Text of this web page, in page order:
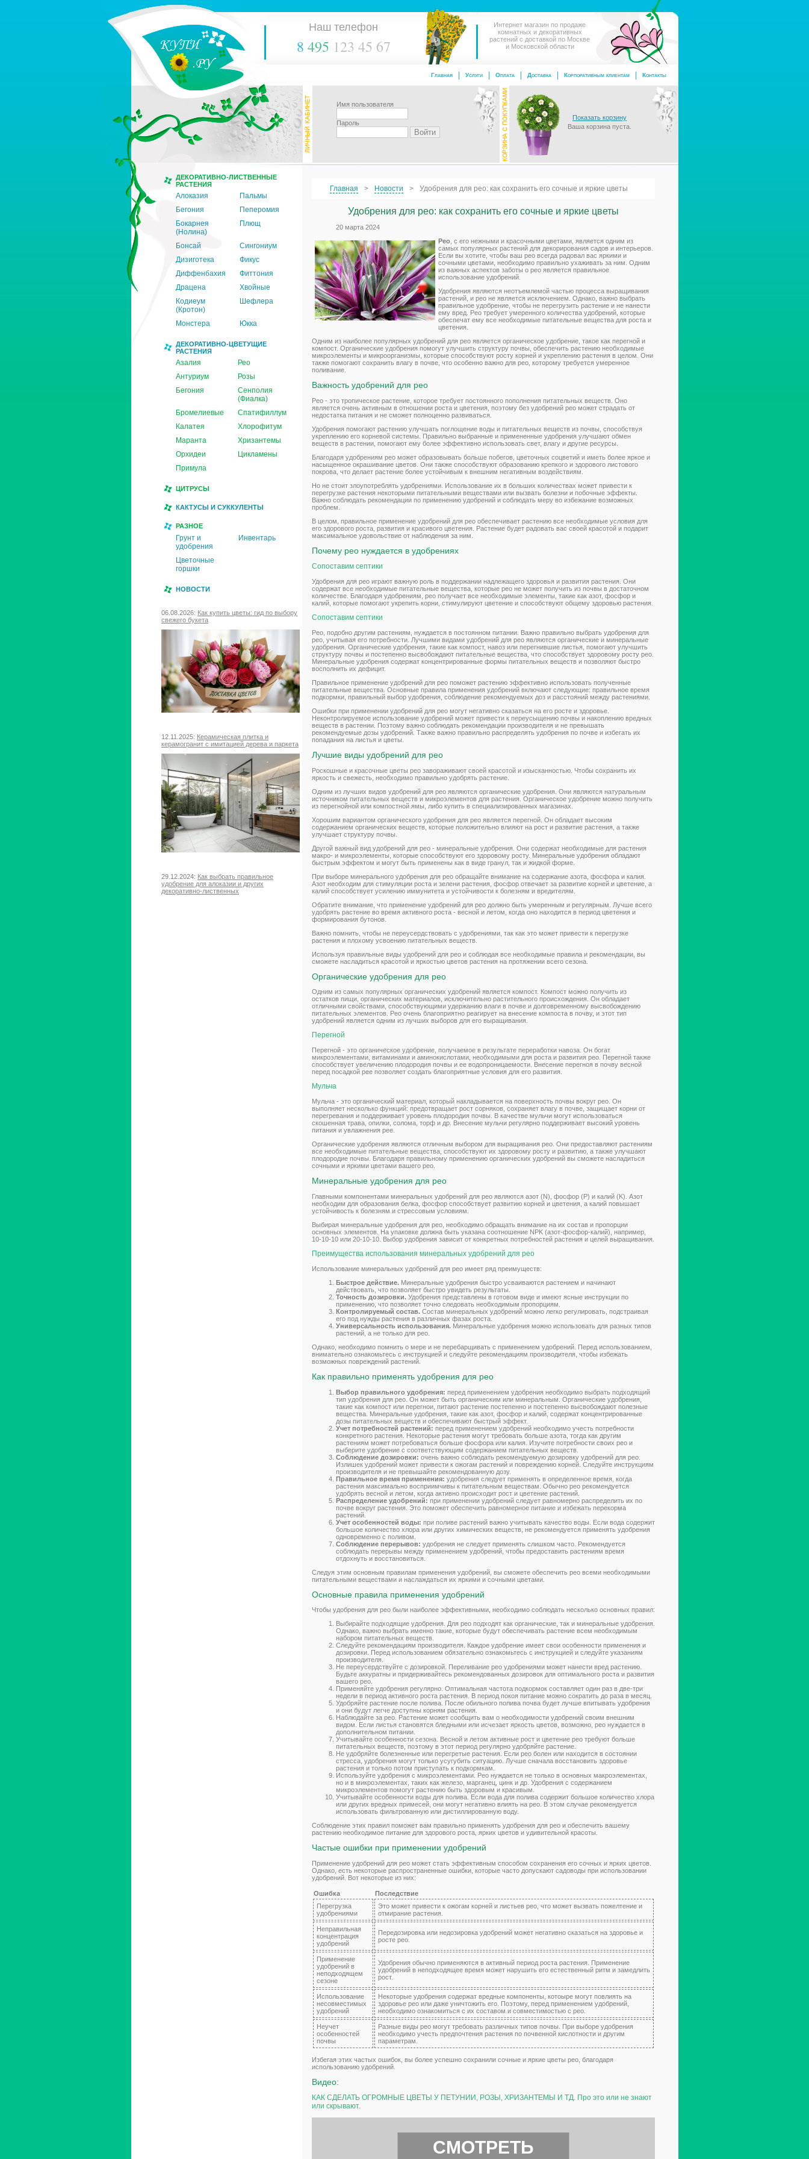
Наш телефон
8 495 123 45 67
Интернет магазин по продаже
комнатных и декоративных
растений с доставкой по Москве
и Московской области
Контакты
Корпоративным клиентам
Доставка
Оплата
Услуги
Главная
Имя пользователя
Пароль
Показать корзину
Ваша корзина пуста.
ДЕКОРАТИВНО-ЛИСТВЕННЫЕ
РАСТЕНИЯ
Алоказия
Пальмы
Бегония
Пеперомия
Бокарнея
(Нолина)
Плющ
Бонсай
Сингониум
Дизиготека
Фикус
Диффенбахия
Фиттония
Драцена
Хвойные
Кодиеум
(Кротон)
Шефлера
Монстера Юкка
ДЕКОРАТИВНО-ЦВЕТУЩИЕ
РАСТЕНИЯ
Азалия
Рео
Антуриум
Розы
Бегония
Сенполия
(Фиалка)
Бромелиевые
Спатифиллум
Калатея
Хлорофитум
Маранта
Хризантемы
Орхидеи
Цикламены
Примула
ЦИТРУСЫ
КАКТУСЫ И СУККУЛЕНТЫ
РАЗНОЕ
Грунт и
удобрения
Инвентарь
Цветочные
горшки
НОВОСТИ
06.08.2026: Как купить цветы: гид по выбору
свежего букета
12.11.2025: Керамическая плитка и
керамогранит с имитацией дерева и паркета
29.12.2024: Как выбрать правильное
удобрение для алоказии и других
декоративно-лиственных
Главная Новости Удобрения для рео: как сохранить его сочные и яркие цветы
Удобрения для рео: как сохранить его сочные и яркие цветы
20 марта 2024
Рео , с его нежными и красочными цветами, является одним из
самых популярных растений для декорирования садов и интерьеров.
Если вы хотите, чтобы ваш рео всегда радовал вас яркими и
сочными цветами, необходимо правильно ухаживать за ним. Одним
из важных аспектов заботы о рео является правильное
использование удобрений.
Удобрения являются неотъемлемой частью процесса выращивания
растений, и рео не является исключением. Однако, важно выбрать
правильное удобрение, чтобы не перегрузить растение и не нанести
ему вред. Рео требует умеренного количества удобрений, которые
обеспечат ему все необходимые питательные вещества для роста и
цветения.
Одним из наиболее популярных удобрений для рео является органическое удобрение, такое как перегной и
компост. Органические удобрения помогут улучшить структуру почвы, обеспечить растению необходимые
микроэлементы и микроорганизмы, которые способствуют росту корней и укреплению растения в целом. Они
также помогают сохранить влагу в почве, что особенно важно для рео, которому требуется умеренное
поливание.
Важность удобрений для рео
Рео - это тропическое растение, которое требует постоянного пополнения питательных веществ. Оно
является очень активным в отношении роста и цветения, поэтому без удобрений рео может страдать от
недостатка питания и не сможет полноценно развиваться.
Удобрения помогают растению улучшать поглощение воды и питательных веществ из почвы, способствуя
укреплению его корневой системы. Правильно выбранные и примененные удобрения улучшают обмен
веществ в растении, помогают ему более эффективно использовать свет, влагу и другие ресурсы.
Благодаря удобрениям рео может образовывать больше побегов, цветочных соцветий и иметь более яркое и
насыщенное окрашивание цветов. Они также способствуют образованию крепкого и здорового листового
покрова, что делает растение более устойчивым к внешним негативным воздействиям.
Но не стоит злоупотреблять удобрениями. Использование их в больших количествах может привести к
перегрузке растения некоторыми питательными веществами или вызвать болезни и побочные эффекты.
Важно соблюдать рекомендации по применению удобрений и соблюдать меру во избежание возможных
проблем.
В целом, правильное применение удобрений для рео обеспечивает растению все необходимые условия для
его здорового роста, развития и красивого цветения. Растение будет радовать вас своей красотой и подарит
максимальное удовольствие от наблюдения за ним.
Почему рео нуждается в удобрениях
Сопоставим септики
Удобрения для рео играют важную роль в поддержании надлежащего здоровья и развития растения. Они
содержат все необходимые питательные вещества, которые рео не может получить из почвы в достаточном
количестве. Благодаря удобрениям, рео получает все необходимые элементы, такие как азот, фосфор и
калий, которые помогают укрепить корни, стимулируют цветение и способствуют общему здоровью растения.
Сопоставим септики
Рео, подобно другим растениям, нуждается в постоянном питании. Важно правильно выбрать удобрения для
рео, учитывая его потребности. Лучшими видами удобрений для рео являются органические и минеральные
удобрения. Органические удобрения, такие как компост, навоз или перегнившие листья, помогают улучшить
структуру почвы и постепенно высвобождают питательные вещества, что способствует здоровому росту рео.
Минеральные удобрения содержат концентрированные формы питательных веществ и позволяют быстро
восполнить их дефицит.
Правильное применение удобрений для рео поможет растению эффективно использовать полученные
питательные вещества. Основные правила применения удобрений включают следующие: правильное время
подкормки, правильный выбор удобрения, соблюдение рекомендуемых доз и расстояний между растениями.
Ошибки при применении удобрений для рео могут негативно сказаться на его росте и здоровье.
Неконтролируемое использование удобрений может привести к переусыщению почвы и накоплению вредных
веществ в растении. Поэтому важно соблюдать рекомендации производителя и не превышать
рекомендуемые дозы удобрений. Также важно правильно распределять удобрения по почве и избегать их
попадания на листья и цветы.
Лучшие виды удобрений для рео
Роскошные и красочные цветы рео завораживают своей красотой и изысканностью. Чтобы сохранить их
яркость и свежесть, необходимо правильно удобрять растение.
Одним из лучших видов удобрений для рео являются органические удобрения. Они являются натуральным
источником питательных веществ и микроэлементов для растения. Органическое удобрение можно получить
из перегнойной или компостной ямы, либо купить в специализированных магазинах.
Хорошим вариантом органического удобрения для рео является перегной. Он обладает высоким
содержанием органических веществ, которые положительно влияют на рост и развитие растения, а также
улучшает структуру почвы.
Другой важный вид удобрений для рео - минеральные удобрения. Они содержат необходимые для растения
макро- и микроэлементы, которые способствуют его здоровому росту. Минеральные удобрения обладают
быстрым эффектом и могут быть применены как в виде гранул, так и жидкой форме.
При выборе минерального удобрения для рео обращайте внимание на содержание азота, фосфора и калия.
Азот необходим для стимуляции роста и зелени растения, фосфор отвечает за развитие корней и цветение, а
калий способствует усилению иммунитета и устойчивости к болезням и вредителям.
Обратите внимание, что применение удобрений для рео должно быть умеренным и регулярным. Лучше всего
удобрять растение во время активного роста - весной и летом, когда оно находится в период цветения и
формирования бутонов.
Важно помнить, чтобы не переусердствовать с удобрениями, так как это может привести к перегрузке
растения и плохому усвоению питательных веществ.
Используя правильные виды удобрений для рео и соблюдая все необходимые правила и рекомендации, вы
сможете насладиться красотой и яркостью цветов растения на протяжении всего сезона.
Органические удобрения для рео
Одним из самых популярных органических удобрений является компост. Компост можно получить из
остатков пищи, органических материалов, исключительно растительного происхождения. Он обладает
отличными свойствами, способствующими удержанию влаги в почве и долговременному высвобождению
питательных элементов. Рео очень благоприятно реагирует на внесение компоста в почву, и этот тип
удобрений является одним из лучших выборов для его выращивания.
Перегной
Перегной - это органическое удобрение, получаемое в результате переработки навоза. Он богат
микроэлементами, витаминами и аминокислотами, необходимыми для роста и развития рео. Перегной также
способствует увеличению плодородия почвы и ее водопроницаемости. Внесение перегноя в почву весной
перед посадкой рее позволяет создать благоприятные условия для его развития.
Мульча
Мульча - это органический материал, который накладывается на поверхность почвы вокруг рео. Он
выполняет несколько функций: предотвращает рост сорняков, сохраняет влагу в почве, защищает корни от
перегревания и поддерживает уровень плодородия почвы. В качестве мульчи могут использоваться
скошенная трава, опилки, солома, торф и др. Внесение мульчи регулярно поддерживает высокий уровень
питания и увлажнения рее.
Органические удобрения являются отличным выбором для выращивания рео. Они предоставляют растениям
все необходимые питательные вещества, способствуют их здоровому росту и развитию, а также улучшают
плодородие почвы. Благодаря правильному применению органических удобрений вы сможете насладиться
сочными и яркими цветами вашего рео.
Минеральные удобрения для рео
Главными компонентами минеральных удобрений для рео являются азот (N), фосфор (P) и калий (K). Азот
необходим для образования белка, фосфор способствует развитию корней и цветения, а калий повышает
устойчивость к болезням и стрессовым условиям.
Выбирая минеральные удобрения для рео, необходимо обращать внимание на их состав и пропорции
основных элементов. На упаковке должна быть указана соотношение NPK (азот-фосфор-калий), например,
10-10-10 или 20-10-10. Выбор удобрения зависит от конкретных потребностей растения и целей выращивания.
Преимущества использования минеральных удобрений для рео
Использование минеральных удобрений для рео имеет ряд преимуществ:
Быстрое действие. Минеральные удобрения быстро усваиваются растением и начинают
действовать, что позволяет быстро увидеть результаты.
Точность дозировки. Удобрения представлены в готовом виде и имеют ясные инструкции по
применению, что позволяет точно следовать необходимым пропорциям.
Контролируемый состав. Состав минеральных удобрений можно легко регулировать, подстраивая
его под нужды растения в различных фазах роста.
Универсальность использования. Минеральные удобрения можно использовать для разных типов
растений, а не только для рео.
Однако, необходимо помнить о мере и не перебарщивать с применением удобрений. Перед использованием,
внимательно ознакомьтесь с инструкцией и следуйте рекомендациям производителя, чтобы избежать
возможных повреждений растений.
Как правильно применять удобрения для рео
Выбор правильного удобрения: перед применением удобрения необходимо выбрать подходящий
тип удобрения для рео. Он может быть органическим или минеральным. Органические удобрения,
такие как компост или перегнои, питают растение постепенно и постепенно высвобождают полезные
вещества. Минеральные удобрения, такие как азот, фосфор и калий, содержат концентрированные
дозы питательных веществ и обеспечивают быстрый эффект.
Учет потребностей растений: перед применением удобрений необходимо учесть потребности
конкретного растения. Некоторые растения могут требовать больше азота, тогда как другим
растениям может потребоваться больше фосфора или калия. Изучите потребности своих рео и
выберите удобрение с соответствующим содержанием питательных веществ.
Соблюдение дозировки: очень важно соблюдать рекомендуемую дозировку удобрений для рео.
Излишек удобрений может привести к ожогам растений и повреждению корней. Следуйте инструкциям
производителя и не превышайте рекомендованную дозу.
Правильное время применения: удобрения следует применять в определенное время, когда
растения максимально восприимчивы к питательным веществам. Обычно рео рекомендуется
удобрять весной и летом, когда активно происходит рост и цветение растений.
Распределение удобрений: при применении удобрений следует равномерно распределить их по
почве вокруг растения. Это поможет обеспечить равномерное питание и избежать перекорма
растений.
Учет особенностей воды: при поливе растений важно учитывать качество воды. Если вода содержит
большое количество хлора или других химических веществ, не рекомендуется применять удобрения
одновременно с поливом.
Соблюдение перерывов: удобрения не следует применять слишком часто. Рекомендуется
соблюдать перерывы между применением удобрений, чтобы предоставить растениям время
отдохнуть и восстановиться.
Следуя этим основным правилам применения удобрений, вы сможете обеспечить рео всеми необходимыми
питательными веществами и наслаждаться их яркими и сочными цветами.
Основные правила применения удобрений
Чтобы удобрения для рео были наиболее эффективными, необходимо соблюдать несколько основных правил:
Выбирайте подходящие удобрения. Для рео подходят как органические, так и минеральные удобрения.
Однако, важно выбрать именно такие, которые будут обеспечивать растение всем необходимым
набором питательных веществ.
Следуйте рекомендациям производителя. Каждое удобрение имеет свои особенности применения и
дозировки. Перед использованием обязательно ознакомьтесь с инструкцией и следуйте указаниям
производителя.
Не переусердствуйте с дозировкой. Переливание рео удобрениями может нанести вред растению.
Будьте аккуратны и придерживайтесь рекомендованных дозировок для оптимального роста и развития
вашего рео.
Применяйте удобрения регулярно. Оптимальная частота подкормок составляет один раз в две-три
недели в период активного роста растения. В период покоя питание можно сократить до раза в месяц.
Удобряйте растение после полива. После обильного полива почва будет лучше впитывать удобрения
и они будут легче доступны корням растения.
Наблюдайте за рео. Растение может сообщить вам о необходимости удобрений своим внешним
видом. Если листья становятся бледными или исчезает яркость цветов, возможно, рео нуждается в
дополнительном питании.
Учитывайте особенности сезона. Весной и летом активные рост и цветение рео требуют больше
питательных веществ, поэтому в этот период регулярно удобряйте растение.
Не удобряйте болезненные или перегретые растения. Если рео болен или находится в состоянии
стресса, удобрения могут только усугубить ситуацию. Лучше сначала восстановить здоровье
растения и только потом приступать к подкормкам.
Используйте удобрения с микроэлементами. Рео нуждается не только в основных макроэлементах,
но и в микроэлементах, таких как железо, марганец, цинк и др. Удобрения с содержанием
микроэлементов помогут растению быть здоровым и красивым.
Учитывайте особенности воды для полива. Если вода для полива содержит большое количество хлора
или других вредных примесей, они могут негативно влиять на рео. В этом случае рекомендуется
использовать фильтрованную или дистиллированную воду.
Соблюдение этих правил поможет вам правильно применять удобрения для рео и обеспечить вашему
растению необходимое питание для здорового роста, ярких цветов и удивительной красоты.
Частые ошибки при применении удобрений
Применение удобрений для рео может стать эффективным способом сохранения его сочных и ярких цветов.
Однако, есть некоторые распространенные ошибки, которые часто допускают садоводы при использовании
удобрений. Вот некоторые из них:
Ошибка
Последствие
Перегрузка
удобрениями
Это может привести к ожогам корней и листьев рео, что может вызвать пожелтение и
отмирание растения.
Неправильная
концентрация
удобрений
Передозировка или недозировка удобрений может негативно сказаться на здоровье и
росте рео.
Применение
удобрений в
неподходящем
сезоне
Удобрения обычно применяются в активный период роста растения. Применение
удобрений в неподходящее время может нарушить его естественный ритм и замедлить
рост.
Использование
несовместимых
удобрений
Некоторые удобрения содержат вредные компоненты, котоыре могут повлиять на
здоровье рео или даже уничтожить его. Поэтому, перед применением удобрений,
необходимо ознакомиться с их составом и совместимостью с рео.
Неучет
особенностей
почвы
Разные виды рео могут требовать различных типов почвы. При выборе удобрения
необходимо учесть предпочтения растения по почвенной кислотности и другим
параметрам.
Избегая этих частых ошибок, вы более успешно сохранили сочные и яркие цветы рео, благодаря
использованию удобрений.
Видео:
КАК СДЕЛАТЬ ОГРОМНЫЕ ЦВЕТЫ У ПЕТУНИИ, РОЗЫ, ХРИЗАНТЕМЫ И ТД. Про это или не знают
или скрывают.
СМОТРЕТЬ